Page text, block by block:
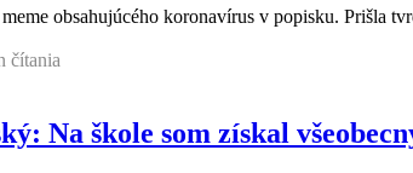
obsahujúcého koronavírus v popisku. Prišla
čítania
Na škole som získal